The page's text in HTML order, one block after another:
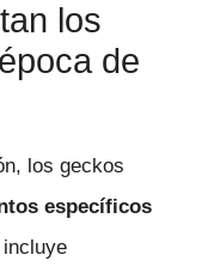
los
de
los geckos
específicos